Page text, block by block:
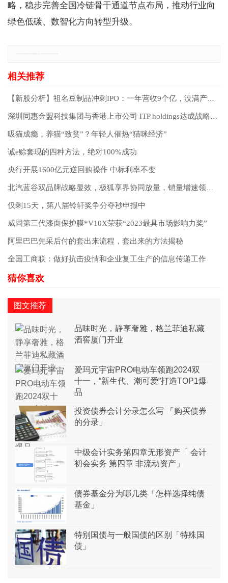
略，稳步完善全国冷链骨干通道节点布局，推动行业向
绿色低碳、数智化方向转型升级。
【新股分析】祖名豆制品冲刺IPO：一年营收9个亿，没满产仍欲扩产
深圳同惠金盟科技集团与香港上市公司 ITP holdings达成战略合作意向
吸猫成瘾，养猫“致贫”？年轻人催热“猫咪经济”
诚e赊套现的四种方法，绝对100%成功
央行开展1600亿元逆回购操作 中标利率不变
北汽蓝谷双品牌战略显效，极狐享界协同放量，销量增速领跑行业
仅剩15天，第八届铃轩奖争分夺秒申报中
威固第三代漆面保护膜*V10X荣获“2023最具市场影响力奖”
阿里巴巴先采后付的套出来流程，套出来的方法揭秘
全国工商联：做好抗击疫情和企业复工生产的信息传递工作
图文推荐
品味时光，静享奢雅，格兰菲迪私藏
酒窖厦门开业
爱玛元宇宙PRO电动车领跑2024双
十一，“新生代、潮可爱”打造TOP1爆
品
投资债券会计分录怎么写 「购买债券
的分录」
中级会计实务第四章无形资产「 会计
初会实务 第四章 非流动资产」
债券基金分为哪几类「怎样选择纯债
基金」
特别国债与一般国债的区别「特殊国
债」